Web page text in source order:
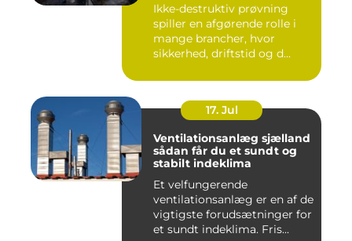
Ikke-destruktiv prøvning
spiller en afgørende rolle i
mange brancher, hvor
sikkerhed, driftstid og d...
17. Jul
Ventilationsanlæg sjælland
sådan får du et sundt og
stabilt indeklima
Et velfungerende
ventilationsanlæg er en af de
vigtigste forudsætninger for
et sundt indeklima. Fris...